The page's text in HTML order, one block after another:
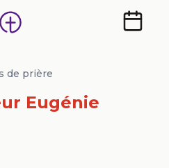
de prière
Eugénie